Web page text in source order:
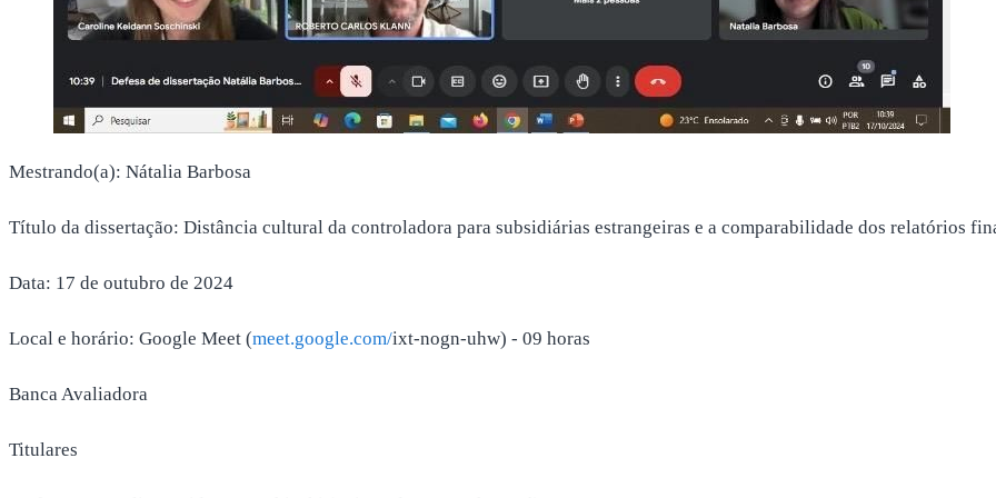
Mestrando(a): Nátalia Barbosa
Título da dissertação: Distância cultural da controladora para subsidiárias estrangeiras e a comparabilidade dos relatórios
Data: 17 de outubro de 2024
Local e horário: Google Meet (meet.google.com/ixt-nogn-uhw) - 09 horas
Banca Avaliadora
Titulares